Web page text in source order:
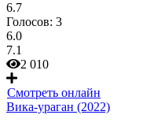
6.7
Голосов: 3
6.0
7.1
2 010
Смотреть онлайн
Вика-ураган (2022)